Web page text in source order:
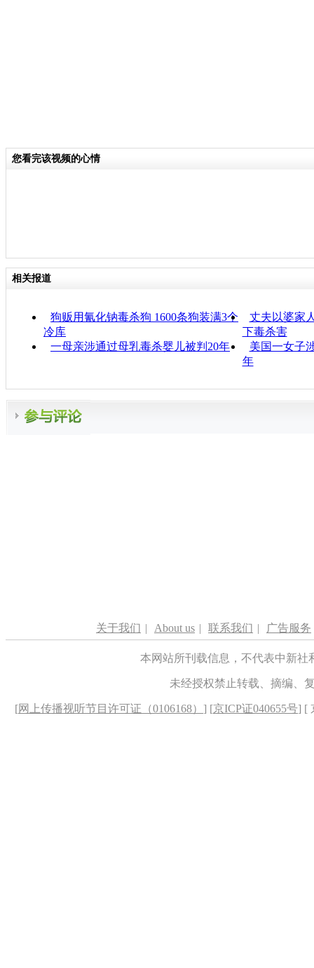
您看完该视频的心情
相关报道
狗贩用氰化钠毒杀狗 1600条狗装满3个
冷库
丈夫以婆家
下毒杀害
一母亲涉通过母乳毒杀婴儿被判20年
美国一女子
年
关于我们 | About us | 联系我们 | 广告服务
本网站所刊载信息，不代表中新
未经授权禁止转载、摘编、
[网上传播视听节目许可证（0106168） ] [京ICP证040655号] [